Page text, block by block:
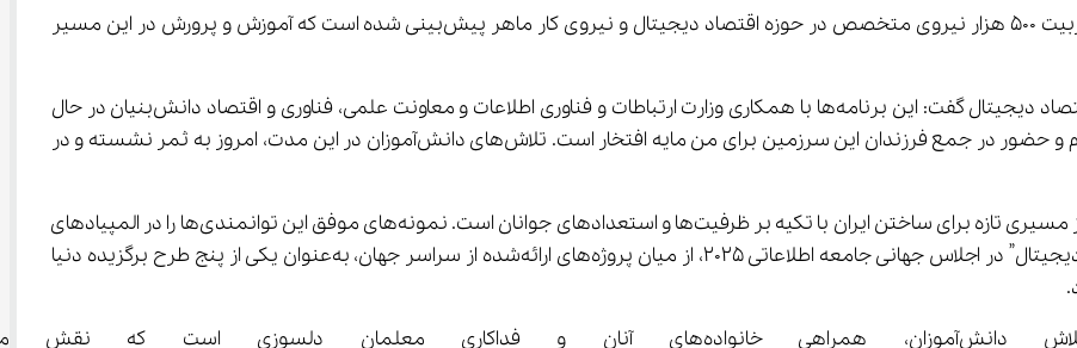
آذرکیش در پایان یادآور شد: در برنامه هفتم توسعه، هدف تربیت 500 هزار نیروی متخصص در حوزه اقتصاد دیجیتال و نیروی کار ماهر پیش‌بینی شده است که آموزش و پرورش در این مسیر
وی با اشاره به اهداف کلان کشور در حوزه فناوری اطلاعات و اقتصاد دیجیتال گفت: این برنامه‌ها با همکاری وزارت ارتباطات و فناوری اطلاعات و معاونت علمی، فناوری و اقتصاد دانش‌بنیان در حال
اجراست. آموزش هوش مصنوعی را به‌صورت جدی آغاز کرده‌ایم و حضور در جمع فرزندان این سرزمین برای من مایه افتخار است. تلاش‌های دانش‌آموزان در این مدت، امروز به ثمر نشسته و در
آذرکیش افزود: این رویداد تنها پایان یک فصل نیست؛ بلکه آغاز مسیری تازه برای ساختن ایران با تکیه بر ظرفیت‌ها و استعدادهای جوانان است. نمونه‌های موفق این توانمندی‌ها را در المپیادهای
جهانی و مسابقات ملی شاهد بوده‌ایم. همچنین طرح “ایران دیجیتال” در اجلاس جهانی جامعه اطلاعاتی 2025، از میان پروژه‌های ارائه‌شده از سراسر جهان، به‌عنوان یکی از پنج طرح برگزیده دنیا
وی تصریح کرد: این دستاورد نتیجه تلاش دانش‌آموزان، همراهی خانواده‌های آنان